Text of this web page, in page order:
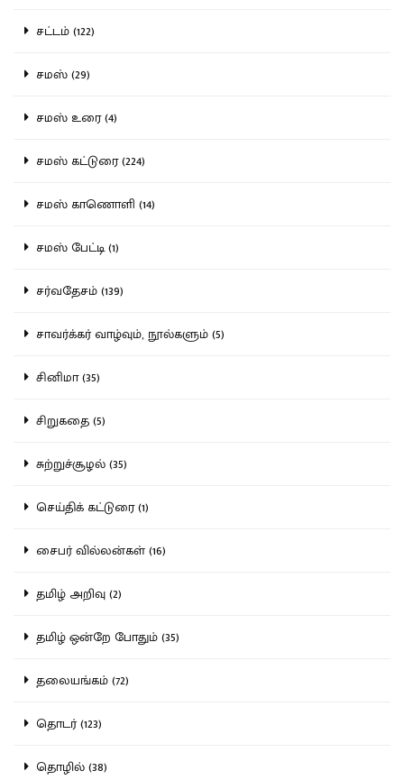
சட்டம் (122)
சமஸ் (29)
சமஸ் உரை (4)
சமஸ் கட்டுரை (224)
சமஸ் காணொளி (14)
சமஸ் பேட்டி (1)
சர்வதேசம் (139)
சாவர்க்கர் வாழ்வும், நூல்களும் (5)
சினிமா (35)
சிறுகதை (5)
சுற்றுச்சூழல் (35)
செய்திக் கட்டுரை (1)
சைபர் வில்லன்கள் (16)
தமிழ் அறிவு (2)
தமிழ் ஒன்றே போதும் (35)
தலையங்கம் (72)
தொடர் (123)
தொழில் (38)